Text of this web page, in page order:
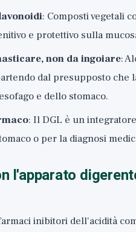
: Composti vegetali
e protettivo sulla
non da ingoiare:
dal presupposto che
e dello stomaco.
: Il DGL è un
o per la diagnosi
l'apparato
inibitori dell'acidità